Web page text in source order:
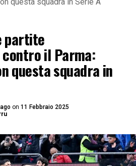
partite
il Parma:
questa squadra in
on 11 Febbraio 2025